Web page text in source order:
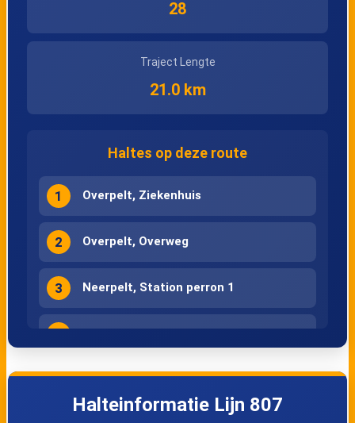
28
Traject Lengte
21.0 km
Haltes op deze route
1 Overpelt, Ziekenhuis
2 Overpelt, Overweg
3 Neerpelt, Station perron 1
4 Neerpelt, College
5 Neerpelt, Ankerweg
Halteinformatie Lijn 807